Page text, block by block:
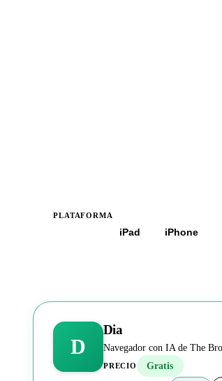
PLATAFORMA
iPad iPhone
D
Dia
Navegador con IA de The
PRECIO Gratis